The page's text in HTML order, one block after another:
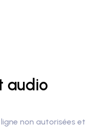
audio
non autorisées et